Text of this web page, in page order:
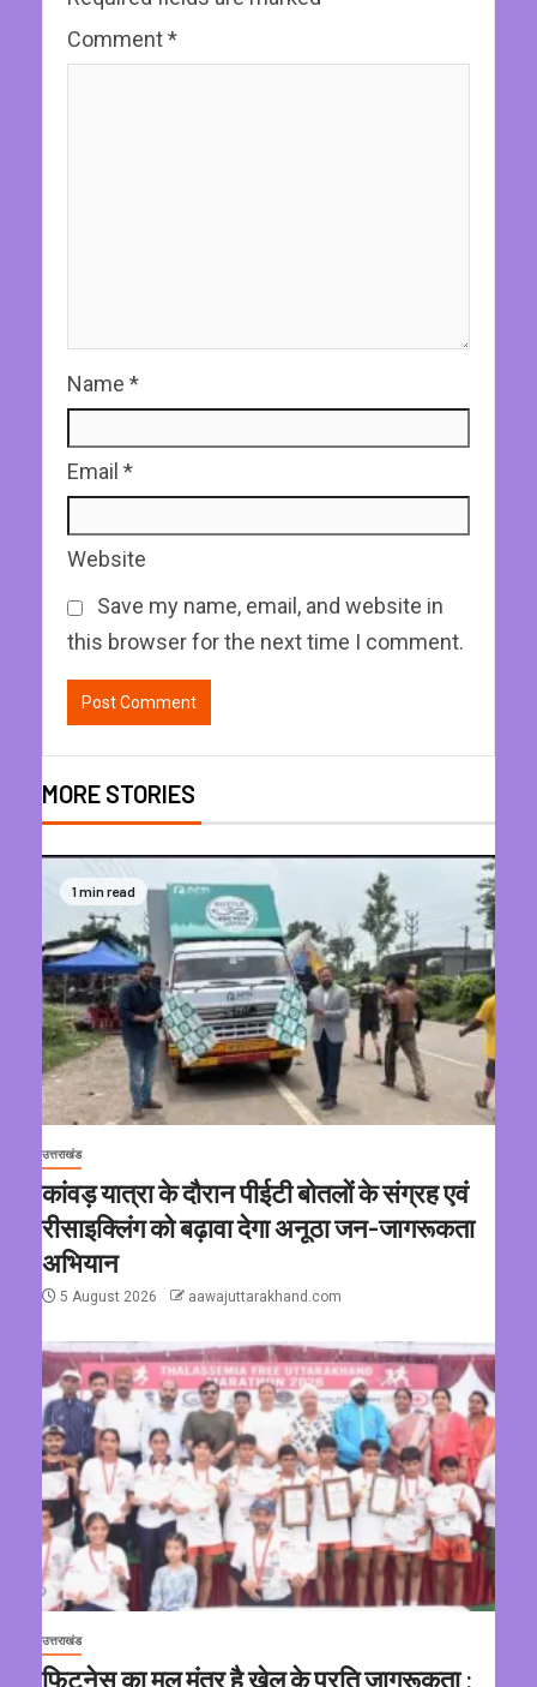
Comment*
Name *
Email *
Website
Save my name, email, and website in
this browser for the next time I comment.
MORE STORIES
1 min read
उत्तराखंड
कांवड़ यात्रा के दौरान पीईटी बोतलों के संग्रह एवं
रीसाइक्लिंग को बढ़ावा देगा अनूठा जन-जागरूकता
अभियान
5 August 2026 aawajuttarakhand.com
उत्तराखंड
फिटनेस का मूल मंत्र है खेल के प्रति जागरूकता :